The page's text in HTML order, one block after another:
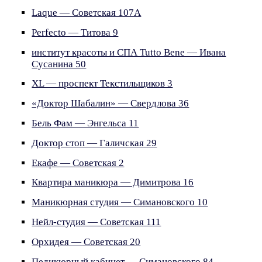
Laque — Советская 107А
Perfecto — Титова 9
институт красоты и СПА Tutto Bene — Ивана
Сусанина 50
XL — проспект Текстильщиков 3
«Доктор Шабалин» — Свердлова 36
Бель Фам — Энгельса 11
Доктор стоп — Галичская 29
Екафе — Советская 2
Квартира маникюра — Димитрова 16
Маникюрная студия — Симановского 10
Нейл-студия — Советская 111
Орхидея — Советская 20